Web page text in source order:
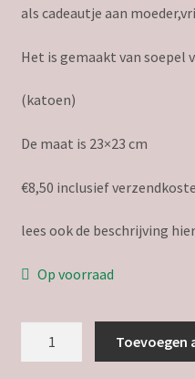
als cadeautje aan
Het is gemaakt van soepel
(katoen)
De maat is 23×23 cm
€8,50 inclusief
lees ook de beschrijving
Op voorraad
Toevoegen